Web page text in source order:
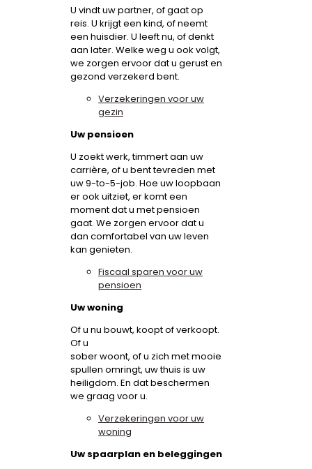
U vindt uw partner, of gaat op
reis. U krijgt een kind, of neemt
een huisdier. U leeft nu, of denkt
aan later. Welke weg u ook volgt,
we zorgen ervoor dat u gerust en
gezond verzekerd bent.
Verzekeringen voor uw
gezin
Uw pensioen
U zoekt werk, timmert aan uw
carrière, of u bent tevreden met
uw 9-to-5-job. Hoe uw loopbaan
er ook uitziet, er komt een
moment dat u met pensioen
gaat. We zorgen ervoor dat u
dan comfortabel van uw leven
kan genieten.
Fiscaal sparen voor uw
pensioen
Uw woning
Of u nu bouwt, koopt of verkoopt.
Of u
sober woont, of u zich met mooie
spullen omringt, uw thuis is uw
heiligdom. En dat beschermen
we graag voor u.
Verzekeringen voor uw
woning
Uw spaarplan en beleggingen